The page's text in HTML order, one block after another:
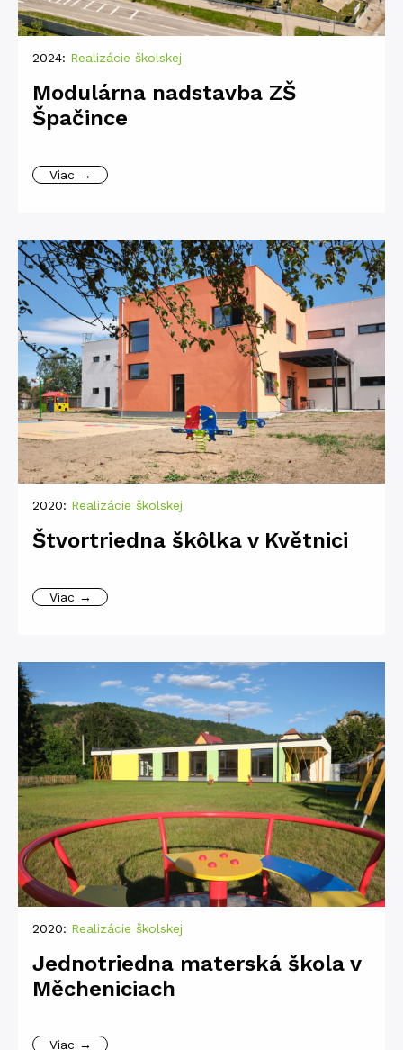
2024: Realizácie školskej
Modulárna nadstavba ZŠ
Špačince
Viac →
2020: Realizácie školskej
Štvortriedna škôlka v Květnici
Viac →
2020: Realizácie školskej
Jednotriedna materská škola v
Měcheniciach
Viac →